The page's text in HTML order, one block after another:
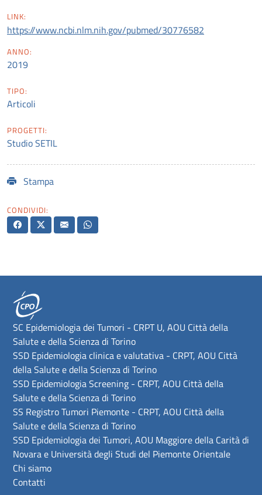
LINK:
https://www.ncbi.nlm.nih.gov/pubmed/30776582
ANNO:
2019
TIPO:
Articoli
PROGETTI:
Studio SETIL
Stampa
CONDIVIDI:
SC Epidemiologia dei Tumori - CRPT U, AOU Città della
Salute e della Scienza di Torino
SSD Epidemiologia clinica e valutativa - CRPT, AOU Città
della Salute e della Scienza di Torino
SSD Epidemiologia Screening - CRPT, AOU Città della
Salute e della Scienza di Torino
SS Registro Tumori Piemonte - CRPT, AOU Città della
Salute e della Scienza di Torino
SSD Epidemiologia dei Tumori, AOU Maggiore della Carità di
Novara e Università degli Studi del Piemonte Orientale
Chi siamo
Contatti